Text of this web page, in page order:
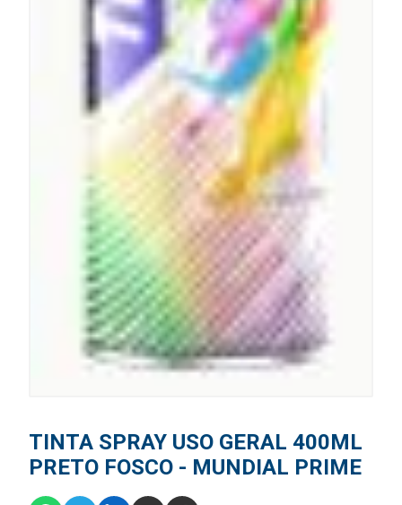
TINTA SPRAY USO GERAL 400ML
PRETO FOSCO - MUNDIAL PRIME